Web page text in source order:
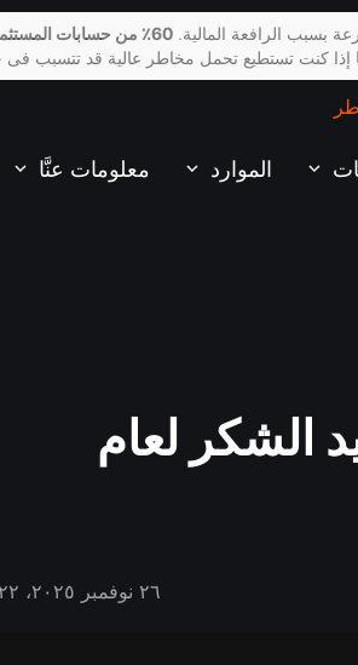
الموارد معلومات عنَّا
الشكر لعام
٢٦ نوفمبر ٢٠٢٥، ٠٩:٢٢
بسبب الرافعة المالية.
60٪ من حسابات
إذا كنت تستطيع تحمل مخاطر عالية قد تتسبب فى